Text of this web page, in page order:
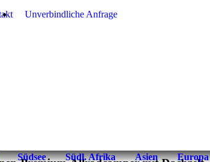
Unverbindliche Anfrage
Südsee Südl. Afrika Asien Europa